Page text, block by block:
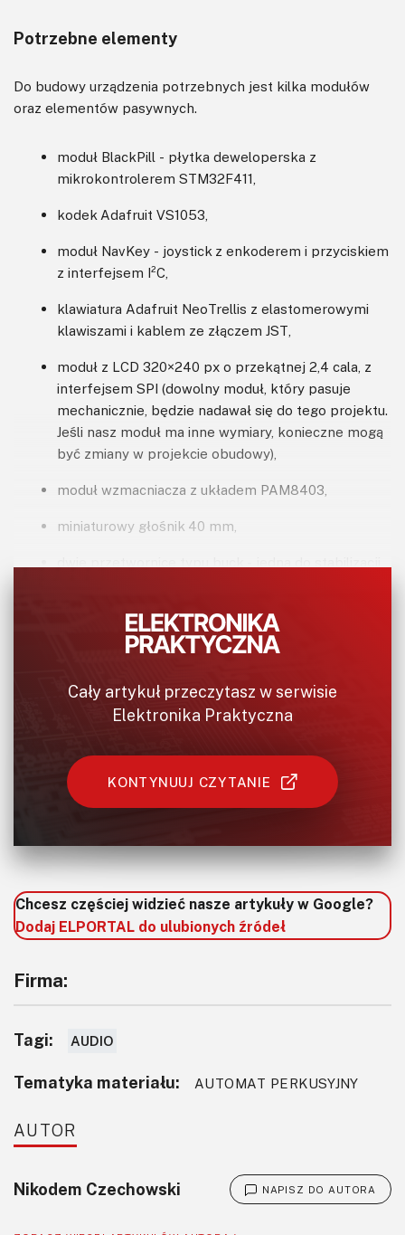
Potrzebne elementy
Do budowy urządzenia potrzebnych jest kilka modułów
oraz elementów pasywnych.
moduł BlackPill - płytka deweloperska z
mikrokontrolerem STM32F411,
kodek Adafruit VS1053,
moduł NavKey - joystick z enkoderem i przyciskiem
z interfejsem I²C,
klawiatura Adafruit NeoTrellis z elastomerowymi
klawiszami i kablem ze złączem JST,
moduł z LCD 320×240 px o przekątnej 2,4 cala, z
interfejsem SPI (dowolny moduł, który pasuje
mechanicznie, będzie nadawał się do tego projektu.
Jeśli nasz moduł ma inne wymiary, konieczne mogą
być zmiany w projekcie obudowy),
moduł wzmacniacza z układem PAM8403,
miniaturowy głośnik 40 mm,
dwa enkodery obrotowe z przyciskami.
Ponadto potrzebne będą elementy dyskretne: dwa
oporniki 10 kΩ, opornik 1 kΩ i trzy kondensatory
nie jest zbyt istotne, o ile będzie wyższe od napięcia
występującego w układzie. Z uwagi na to, że większość
kondensatorów elektrolitycznych dostępna jest z
problemem.
Finalnie potrzebna jest płytka uniwersalna, która jest w
stanie pomieścić wszystkie te moduły. Potrzebne są też
przewody do wykonania połączeń na płytce, złącza do
itp.
Cały artykuł przeczytasz w serwisie
Elektronika Praktyczna
KONTYNUUJ CZYTANIE
Chcesz częściej widzieć nasze artykuły w Google?
Dodaj ELPORTAL do ulubionych źródeł
Firma:
Tagi: AUDIO
Tematyka materiału: AUTOMAT PERKUSYJNY
AUTOR
Nikodem Czechowski NAPISZ DO AUTORA